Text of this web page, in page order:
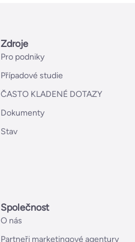
Zdroje
Pro podniky
Případové studie
ČASTO KLADENÉ DOTAZY
Dokumenty
Stav
Společnost
O nás
Partneři marketingové agentury